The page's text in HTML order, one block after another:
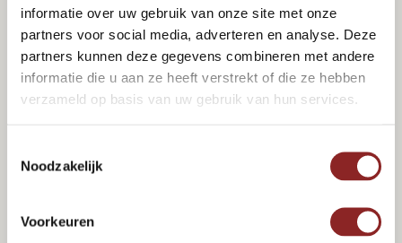
informatie over uw gebruik van onze site met onze
partners voor social media, adverteren en analyse. Deze
partners kunnen deze gegevens combineren met andere
informatie die u aan ze heeft verstrekt of die ze hebben
verzameld op basis van uw gebruik van hun services.
Noodzakelijk
Voorkeuren